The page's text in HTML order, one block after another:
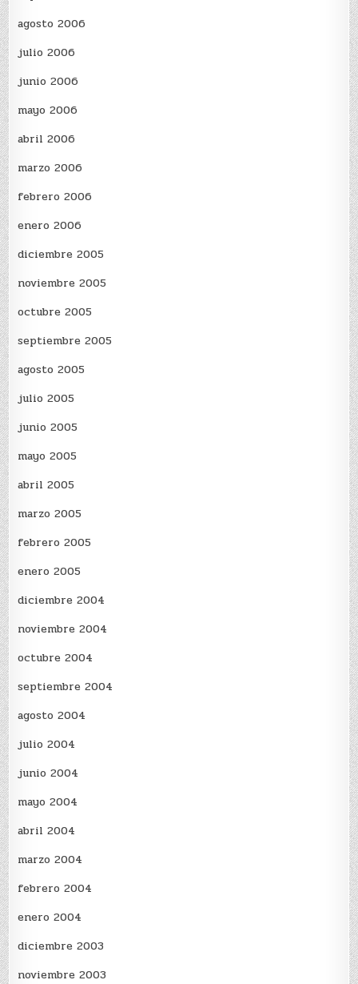
agosto 2006
julio 2006
junio 2006
mayo 2006
abril 2006
marzo 2006
febrero 2006
enero 2006
diciembre 2005
noviembre 2005
octubre 2005
septiembre 2005
agosto 2005
julio 2005
junio 2005
mayo 2005
abril 2005
marzo 2005
febrero 2005
enero 2005
diciembre 2004
noviembre 2004
octubre 2004
septiembre 2004
agosto 2004
julio 2004
junio 2004
mayo 2004
abril 2004
marzo 2004
febrero 2004
enero 2004
diciembre 2003
noviembre 2003